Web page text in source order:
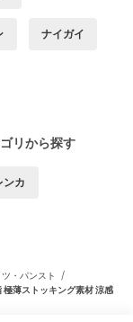
ナイガイ
リから探す
ンカ
・パンスト /
極薄ストッキング素材 涼感